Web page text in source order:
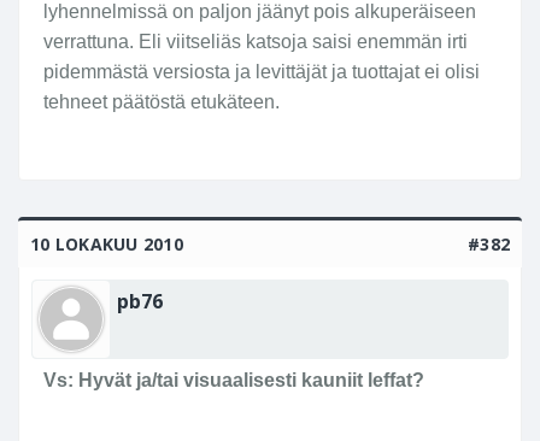
katsojille on tehty toi 146 minuuttinen
pätkä...
Click to expand...
lyhennelmissä on paljon jäänyt pois alkuperäiseen
verrattuna. Eli viitseliäs katsoja saisi enemmän irti
pidemmästä versiosta ja levittäjät ja tuottajat ei olisi
tehneet päätöstä etukäteen.
10 LOKAKUU 2010 #382
pb76
Vs: Hyvät ja/tai visuaalisesti kauniit leffat?